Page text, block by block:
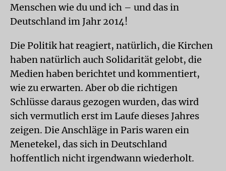
Menschen wie du und ich – und das in
Deutschland im Jahr 2014!
Die Politik hat reagiert, natürlich, die Kirchen
haben natürlich auch Solidarität gelobt, die
Medien haben berichtet und kommentiert,
wie zu erwarten. Aber ob die richtigen
Schlüsse daraus gezogen wurden, das wird
sich vermutlich erst im Laufe dieses Jahres
zeigen. Die Anschläge in Paris waren ein
Menetekel, das sich in Deutschland
hoffentlich nicht irgendwann wiederholt.